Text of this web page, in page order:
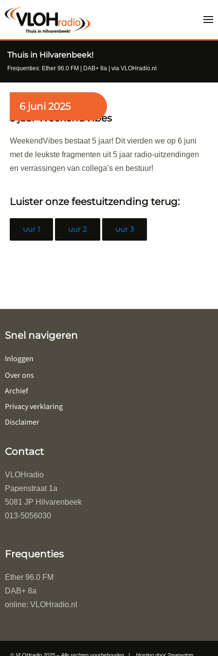
Thuis in Hilvarenbeek!
Frequenties: Ether 96.0 FM | DAB+ 8a | via VLOHradio.nl
6 juni 2025
5 jaar WeekendVibes
WeekendVibes bestaat 5 jaar! Dit vierden we op 6 juni
met de leukste fragmenten uit 5 jaar radio-uitzendingen
en verrassingen van collega’s en bestuur!
Luister onze feestuitzending terug:
uur 1 uur 2 uur 3
Snel navigeren
Inloggen
Over ons
Archief
Privacy verklaring
Disclaimer
Contact
VLOHradio
Papenstraat 1a
5081 JP Hilvarenbeek
013-5056030
Frequenties
Ether 96.0 FM
DAB+ 8a
online: VLOHradio.nl